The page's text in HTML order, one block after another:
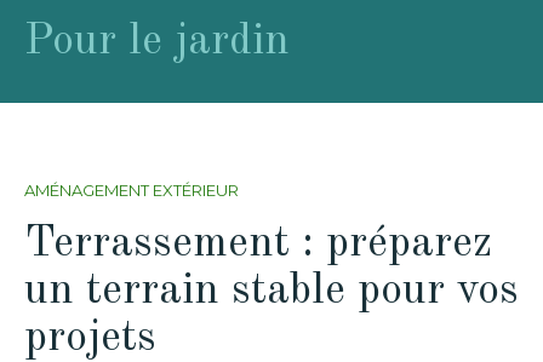
Pour le jardin
AMÉNAGEMENT EXTÉRIEUR
Terrassement : préparez
un terrain stable pour vos
projets